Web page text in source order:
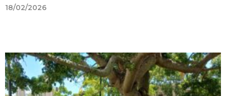
18/02/2026